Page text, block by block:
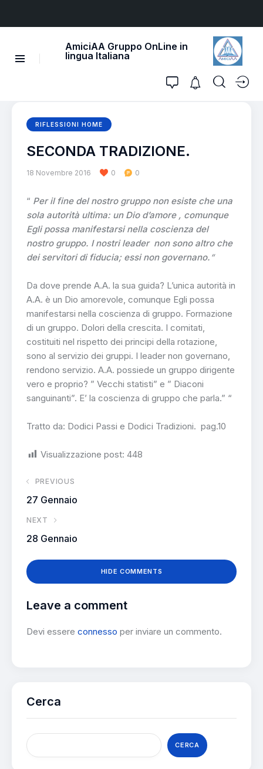
AmiciAA Gruppo OnLine in
lingua Italiana
RIFLESSIONI HOME
SECONDA TRADIZIONE.
18 Novembre 2016 0 0
“ Per il fine del nostro gruppo non esiste che una
sola autorità ultima: un Dio d’amore , comunque
Egli possa manifestarsi nella coscienza del
nostro gruppo. I nostri leader non sono altro che
dei servitori di fiducia; essi non governano. “
Da dove prende A.A. la sua guida? L’unica autorità in
A.A. è un Dio amorevole, comunque Egli possa
manifestarsi nella coscienza di gruppo. Formazione
di un gruppo. Dolori della crescita. I comitati,
costituiti nel rispetto dei principi della rotazione,
sono al servizio dei gruppi. I leader non governano,
rendono servizio. A.A. possiede un gruppo dirigente
vero e proprio? ” Vecchi statisti” e ” Diaconi
sanguinanti”. E’ la coscienza di gruppo che parla.” “
Tratto da: Dodici Passi e Dodici Tradizioni. pag.10
Visualizzazione post: 448
PREVIOUS
27 Gennaio
NEXT
28 Gennaio
HIDE COMMENTS
Leave a comment
Devi essere connesso per inviare un commento.
Cerca
CERCA